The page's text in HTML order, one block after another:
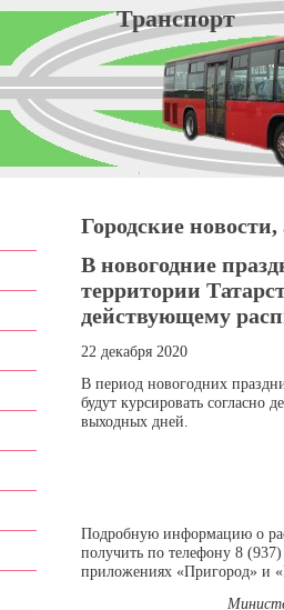
Городские
В новогодние
территории
действующему
22 декабря 2020
В период новогодних
будут курсировать согласно
выходных дней.
Подробную информацию о
получить по телефону 8
приложениях «Пригород» и